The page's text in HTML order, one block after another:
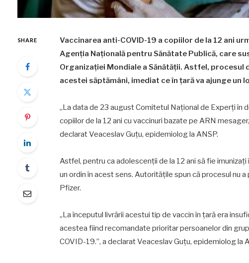
SHARE
Vaccinarea anti-COVID-19 a copiilor de la 12 ani
Agenţia Naţională pentru Sănătate Publică, care
Organizaţiei Mondiale a Sănătăţii. Astfel, procesul
acestei săptămâni, imediat ce în ţară va ajunge un
„La data de 23 august Comitetul Naţional de Experţi în
copiilor de la 12 ani cu vaccinuri bazate pe ARN
declarat Veaceslav Guţu, epidemiolog la ANSP.
Astfel, pentru ca adolescenţii de la 12 ani să fie
un ordin în acest sens. Autorităţile spun că procesul nu
Pfizer.
„La începutul livrării acestui tip de vaccin în ţară era
acestea fiind recomandate prioritar persoanelor din
COVID-19.”, a declarat Veaceslav Guţu, epidemiolog la